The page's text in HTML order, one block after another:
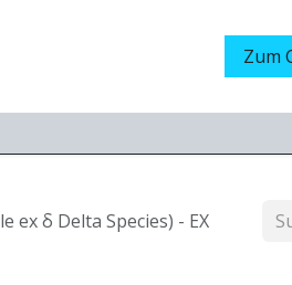
MessenZum
ex δ Delta Species) - EX